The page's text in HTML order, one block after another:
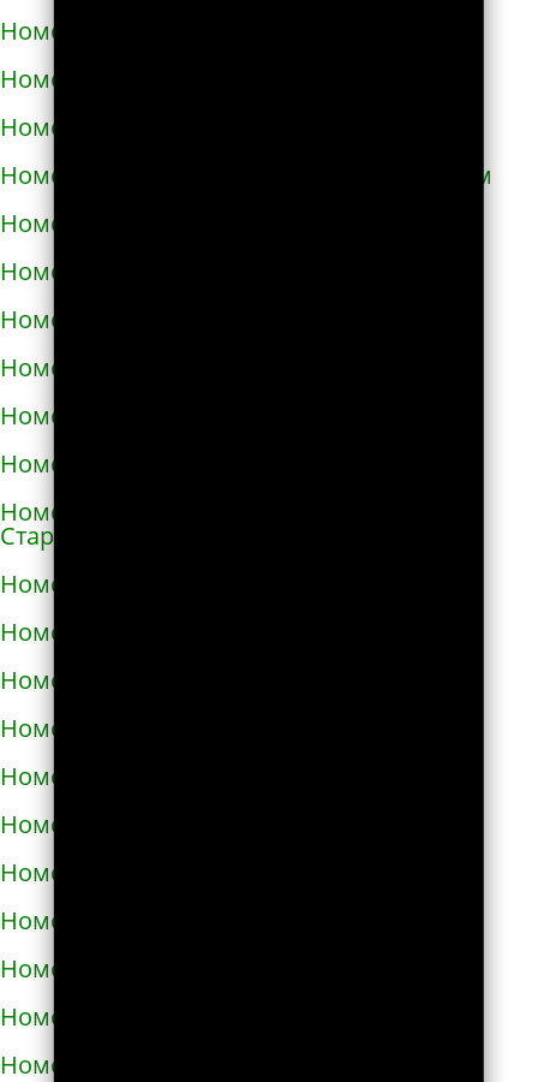
Номера телефонов такси в Сквире
Номера телефонов такси в Славуте
Номера телефонов такси в Славутиче
Номера телефонов такси в Слобожанском
Номера телефонов такси в Смеле
Номера телефонов такси в Снигирёвке
Номера телефонов такси в Снятыне
Номера телефонов такси в Сокале
Номера телефонов такси в Солоницевке
Номера телефонов такси в Сосновке
Номера телефонов такси в
Староконстантинове
Номера телефонов такси в Стебнике
Номера телефонов такси в Стрые
Номера телефонов такси в Сумах
Номера телефонов такси в Таврийске
Номера телефонов такси в Тальном
Номера телефонов такси в Тараще
Номера телефонов такси в Татарбунарах
Номера телефонов такси в Теплодаре
Номера телефонов такси в Теребовле
Номера телефонов такси в Терновке
Номера телефонов такси в Тернополе